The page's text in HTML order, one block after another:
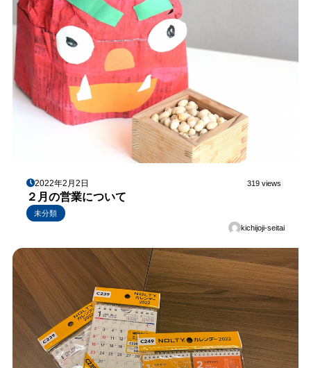
2022年2月2日 319 views
２月の営業について
未分類
kichijoji-seitai